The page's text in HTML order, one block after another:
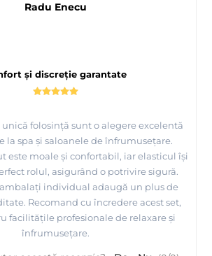
și discreție garantate
folosință sunt o alegere excelentă
la spa și saloanele de înfrumusețare.
este moale și confortabil, iar elasticul își
rolul, asigurând o potrivire sigură.
individual adaugă un plus de
Recomand cu încredere acest set,
facilitățile profesionale de relaxare și
înfrumusețare.
Radu Enecu